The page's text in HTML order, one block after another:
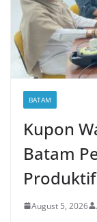
BATAM
Kupon
Batam
Produktif
August 5, 2026